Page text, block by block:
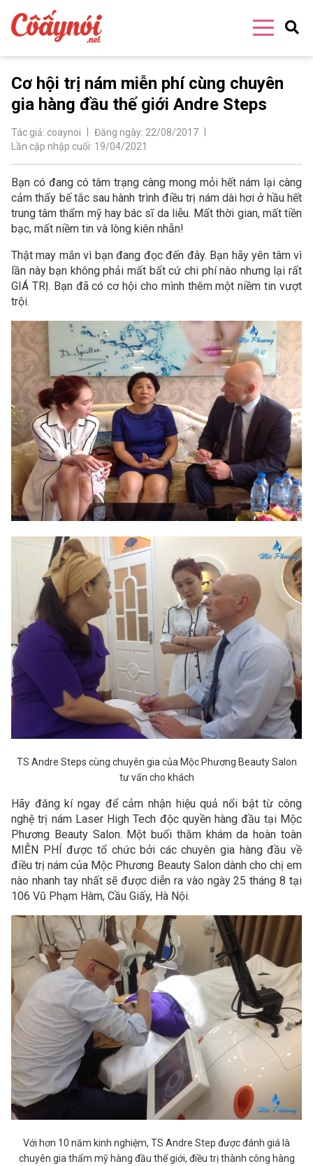
Cơ hội trị nám miễn phí cùng chuyên
gia hàng đầu thế giới Andre Steps
Tác giả: coaynoi Đăng ngày: 22/08/2017
Lần cập nhập cuối: 19/04/2021
Bạn có đang có tâm trạng càng mong mỏi hết nám lại càng
cảm thấy bế tắc sau hành trình điều trị nám dài hơi ở hầu hết
trung tâm thẩm mỹ hay bác sĩ da liễu. Mất thời gian, mất tiền
bạc, mất niềm tin và lòng kiên nhẫn!
Thật may mắn vì bạn đang đọc đến đây. Bạn hãy yên tâm vì
lần này bạn không phải mất bất cứ chi phí nào nhưng lại rất
GIÁ TRỊ. Bạn đã có cơ hội cho mình thêm một niềm tin vượt
trội.
TS Andre Steps cùng chuyên gia của Mộc Phương Beauty Salon
tư vấn cho khách
Hãy đăng kí ngay để cảm nhận hiệu quả nổi bật từ công
nghệ trị nám Laser High Tech độc quyền hàng đầu tại Mộc
Phương Beauty Salon. Một buổi thăm khám da hoàn toàn
MIỄN PHÍ được tổ chức bởi các chuyên gia hàng đầu về
điều trị nám của Mộc Phương Beauty Salon dành cho chị em
nào nhanh tay nhất sẽ được diễn ra vào ngày 25 tháng 8 tại
106 Vũ Phạm Hàm, Cầu Giấy, Hà Nội.
Với hơn 10 năm kinh nghiệm, TS Andre Step được đánh giá là
chuyên gia thẩm mỹ hàng đầu thế giới, điều trị thành công hàng